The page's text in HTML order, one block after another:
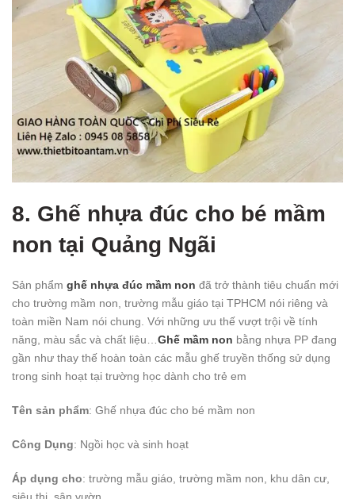
8. Ghế nhựa đúc cho bé mầm
non tại Quảng Ngãi
Sản phẩm ghế nhựa đúc mầm non đã trở thành tiêu chuẩn mới
cho trường mầm non, trường mẫu giáo tại TPHCM nói riêng và
toàn miền Nam nói chung. Với những ưu thế vượt trội về tính
năng, màu sắc và chất liệu… Ghế mầm non bằng nhựa PP đang
gần như thay thế hoàn toàn các mẫu ghế truyền thống sử dụng
trong sinh hoạt tại trường học dành cho trẻ em
Tên sản phẩm: Ghế nhựa đúc cho bé mầm non
Công Dụng: Ngồi học và sinh hoạt
Áp dụng cho: trường mẫu giáo, trường mầm non, khu dân cư,